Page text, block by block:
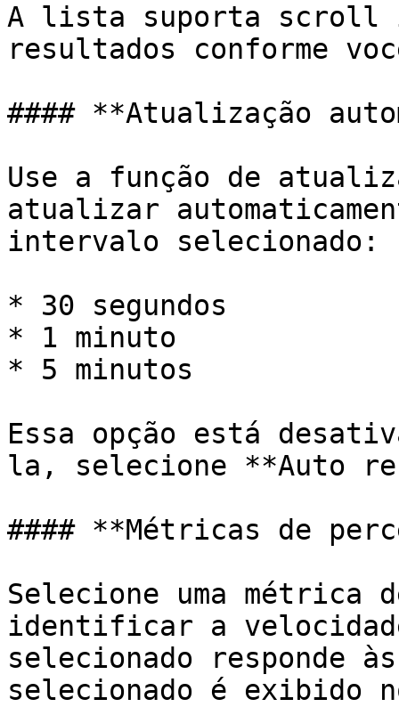
A lista suporta scroll
resultados conforme
#### **Atualização
Use a função de
atualizar
intervalo selecionado:
* 30 segundos
* 1 minuto
* 5 minutos
Essa opção está
la, selecione **Auto
#### **Métricas de
Selecione uma métrica
identificar a
selecionado responde
selecionado é exibido